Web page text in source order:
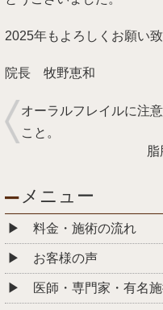
2025年もよろしくお願い致
院長 牧野恵和
オーラルフレイルに注
こと。
メニュー
料金・施術の流れ
お客様の声
医師・専門家・有名